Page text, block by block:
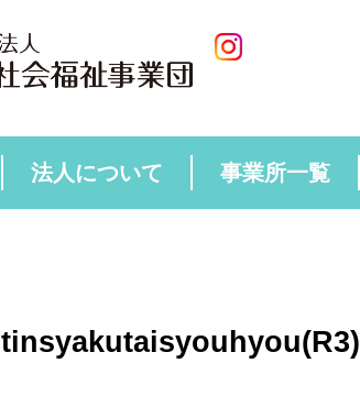
法人について 事業所一覧
tinsyakutaisyouhyou(R3)